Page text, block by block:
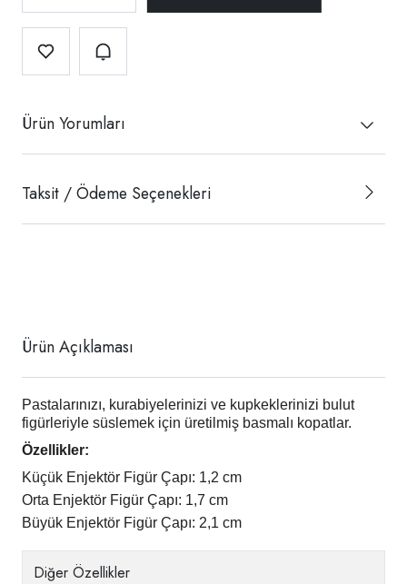
Ürün Yorumları
Taksit / Ödeme Seçenekleri
Ürün Açıklaması
Pastalarınızı, kurabiyelerinizi ve kupkeklerinizi bulut
figürleriyle süslemek için üretilmiş basmalı kopatlar.
Özellikler:
Küçük Enjektör Figür Çapı: 1,2 cm
Orta Enjektör Figür Çapı: 1,7 cm
Büyük Enjektör Figür Çapı: 2,1 cm
Diğer Özellikler